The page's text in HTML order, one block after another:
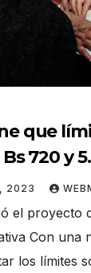
que
720 y
2023
el proyecto
Con una
los límites